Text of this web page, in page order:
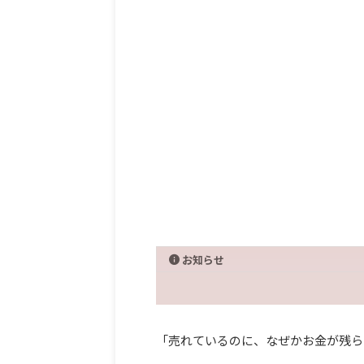
お知らせ
「売れているのに、なぜかお金が残